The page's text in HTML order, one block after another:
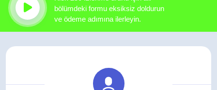
bölümdeki formu eksiksiz doldurun
ve ödeme adımına ilerleyin.